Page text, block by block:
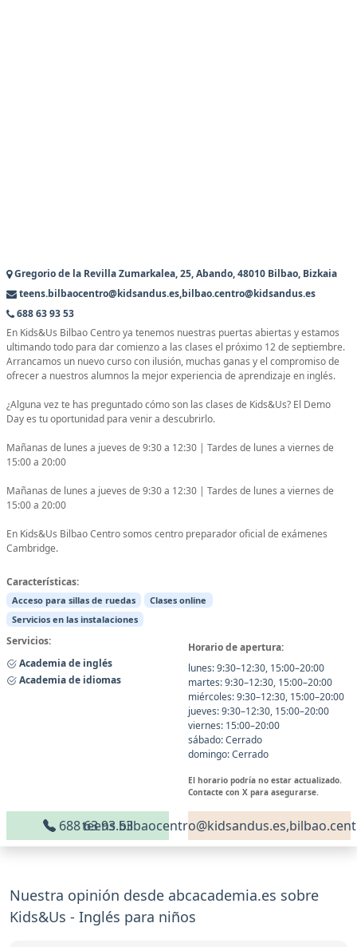
Gregorio de la Revilla Zumarkalea, 25, Abando, 48010 Bilbao, Bizkaia
teens.bilbaocentro@kidsandus.es,bilbao.centro@kidsandus.es
688 63 93 53
En Kids&Us Bilbao Centro ya tenemos nuestras puertas abiertas y estamos
ultimando todo para dar comienzo a las clases el próximo 12 de septiembre.
Arrancamos un nuevo curso con ilusión, muchas ganas y el compromiso de
ofrecer a nuestros alumnos la mejor experiencia de aprendizaje en inglés.
¿Alguna vez te has preguntado cómo son las clases de Kids&Us? El Demo
Day es tu oportunidad para venir a descubrirlo.
Mañanas de lunes a jueves de 9:30 a 12:30 | Tardes de lunes a viernes de
15:00 a 20:00
Mañanas de lunes a jueves de 9:30 a 12:30 | Tardes de lunes a viernes de
15:00 a 20:00
En Kids&Us Bilbao Centro somos centro preparador oficial de exámenes
Cambridge.
Características:
Acceso para sillas de ruedas
Clases online
Servicios en las instalaciones
Servicios:
Academia de inglés
Academia de idiomas
Horario de apertura:
lunes: 9:30–12:30, 15:00–20:00
martes: 9:30–12:30, 15:00–20:00
miércoles: 9:30–12:30, 15:00–20:00
jueves: 9:30–12:30, 15:00–20:00
viernes: 15:00–20:00
sábado: Cerrado
domingo: Cerrado
El horario podría no estar actualizado.
Contacte con X para asegurarse.
688 63 93 53
Nuestra opinión desde abcacademia.es sobre
Kids&Us - Inglés para niños